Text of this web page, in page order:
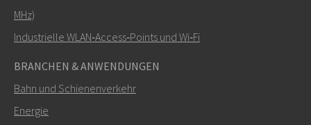
MHz)
Industrielle WLAN‑Access‑Points und Wi‑Fi
BRANCHEN & ANWENDUNGEN
Bahn und Schienenverkehr
Energie